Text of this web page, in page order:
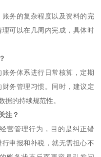
务的复杂程度以及资料的完
可以在几周内完成，具体时
务体系进行日常核算，定期
务管理习惯。同时，建议定
据的持续规范性。
注？
营管理行为，目的是纠正错
申报和补税，就无需担心不